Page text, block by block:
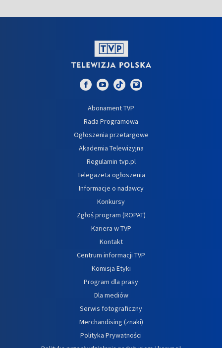
Abonament TVP
Rada Programowa
Ogłoszenia przetargowe
Akademia Telewizyjna
Regulamin tvp.pl
Telegazeta ogłoszenia
Informacje o nadawcy
Konkursy
Zgłoś program (ROPAT)
Kariera w TVP
Kontakt
Centrum informacji TVP
Komisja Etyki
Program dla prasy
Dla mediów
Serwis fotograficzny
Merchandising (znaki)
Polityka Prywatności